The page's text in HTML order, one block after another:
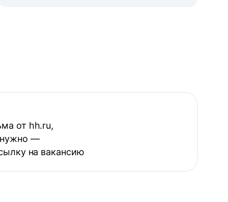
от hh.ru,
нужно —
на вакансию